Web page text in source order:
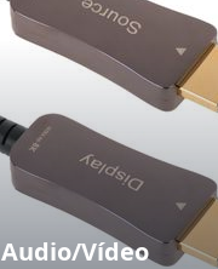
Audio/Vídeo